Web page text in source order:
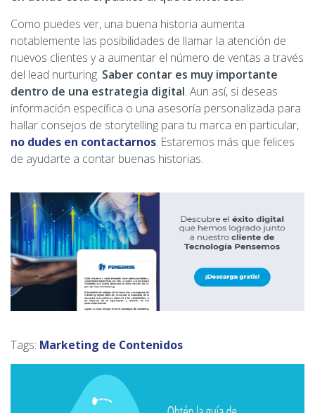
Como puedes ver, una buena historia aumenta
notablemente las posibilidades de llamar la atención de
nuevos clientes y a aumentar el número de ventas a través
del lead nurturing. Saber contar es muy importante
dentro de una estrategia digital. Aun así, si deseas
información específica o una asesoría personalizada para
hallar consejos de storytelling para tu marca en particular,
no dudes en contactarnos. Estaremos más que felices
de ayudarte a contar buenas historias.
Tags: Marketing de Contenidos